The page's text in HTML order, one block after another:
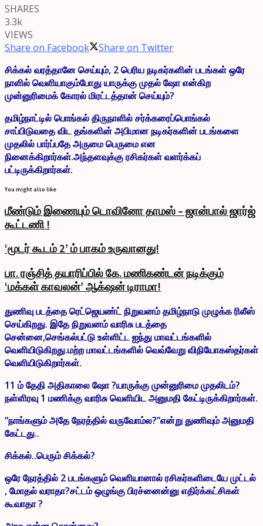
SHARES
3.3k
VIEWS
Share on Facebook
Share on Twitter
சிக்கல் வரத்தானே செய்யும், 2 பெரிய நடிகர்களின் படங்கள் ஒரே
நாளில் வெளியாகும்போது யாருக்கு முதல் ஷோ என்கிற
முன்னுரிமைக் கோரல் மிரட்டத்தான் செய்யும்?
தமிழ்நாட்டில் பொங்கல் திருநாளில் சர்க்கரைப்பொங்கல்
சாப்பிடுவதை விட தங்களின் அபிமான நடிகர்களின் படங்களை
முதலில் பார்ப்பதே அருமை பெருமை என
நினைக்கிறார்கள்.அந்தளவுக்கு ரசிகர்கள் வளர்க்கப்
பட்டிருக்கிறார்கள்.
You might also like
மீண்டும் இணையும் டொவினோ தாமஸ் – ஜான்பால் ஜார்ஜ்
கூட்டணி !
‘மூடர் கூடம் 2’ ம் பாகம் உருவானது!
பா. ரஞ்சித் தயாரிப்பில் கே. மணிகண்டன் நடிக்கும்
‘மக்கள் காவலன்’ ஆக்‌ஷன் டிராமா!
துணிவு படத்தை ரெட்ஜெயண்ட் நிறுவனம் தமிழ்நாடு முழுக்க ரிலீஸ்
செய்கிறது. இதே நிறுவனம் வாரிசு படத்தை
சென்னை,செங்கல்பட்டு உள்ளிட்ட ஐந்து மாவட்டங்களில்
வெளியிடுகிறது.மற்ற மாவட்டங்களில் வெவ்வேறு விநியோகஸ்தர்கள்
வெளியிடுகிறார்கள்.
11 ம் தேதி அதிகாலை ஷோ ?யாருக்கு முன்னுரிமை முதலிடம்?
நள்ளிரவு 1 மணிக்கு வாரிசு வெளியிட அனுமதி கேட்டிருக்கிறார்கள்.
“நாங்களும் அதே நேரத்தில் வருவோம்ல?”என்று துணிவும் அனுமதி
கேட்டது..
சிக்கல்..பெரும் சிக்கல்?
ஒரே நேரத்தில் 2 படங்களும் வெளியானால் ரசிகர்களிடையே முட்டல்
, மோதல் வராதா?சட்டம் ஒழுங்கு பிரச்னைன்னு எதிர்க்கட்சிகள்
கூவாதா ?